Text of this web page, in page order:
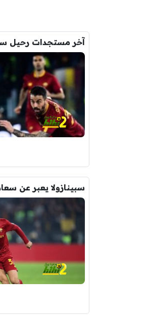
آخر مستجدات رحيل